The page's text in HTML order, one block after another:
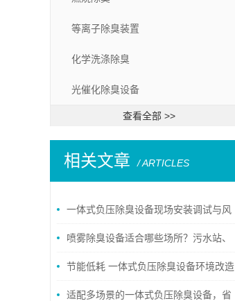
等离子除臭装置
化学洗涤除臭
光催化除臭设备
查看全部 >>
相关文章 / ARTICLES
一体式负压除臭设备现场安装调试与风
量不足故障处理方案
喷雾除臭设备适合哪些场所？污水站、
垃圾站异味治理设备详解
节能低耗 一体式负压除臭设备环境改造
价值适配多场景的一体式负压除臭设备，省